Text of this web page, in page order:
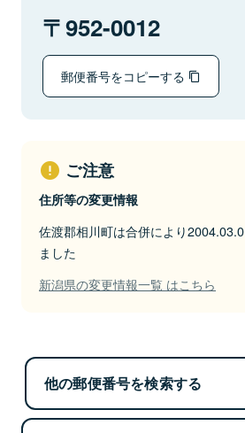
952-0012
郵便番号をコピーする
ご注意
住所等の変更情報
佐渡郡相川町は合併により
ました
新潟県の変更情報一覧 はこちら
他の郵便番号を検索する